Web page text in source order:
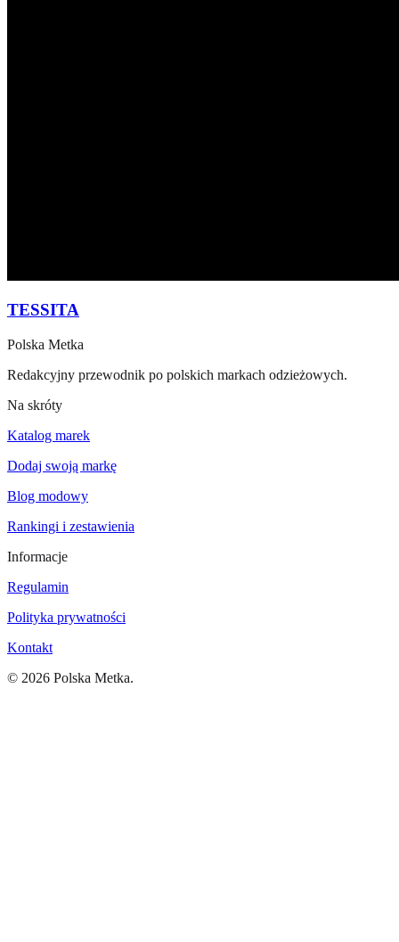
TESSITA
Polska Metka
Redakcyjny przewodnik po polskich markach odzieżowych.
Na skróty
Katalog marek
Dodaj swoją markę
Blog modowy
Rankingi i zestawienia
Informacje
Regulamin
Polityka prywatności
Kontakt
© 2026 Polska Metka.